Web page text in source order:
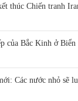
thúc Chiến tranh
của Bắc Kinh ở
Các nước nhỏ sẽ